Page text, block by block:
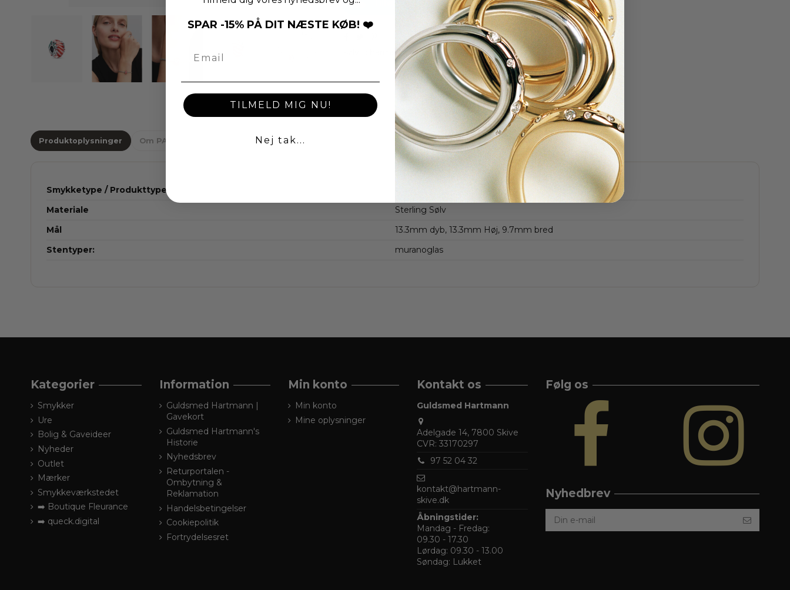
Tilføj til Ønskeskyen
charms pandora
Produktoplysninger Om PANDORA
Smykketype / Produkttype
Materiale
Sterling Sølv
Mål
13.3mm dyb, 13.3mm Høj, 9.7mm bred
Stentyper:
muranoglas
Kategorier
Smykker
Ure
Bolig & Gaveideer
Nyheder
Outlet
Mærker
Smykkeværkstedet
➡️ Boutique Fleurance
➡️ queck.digital
Information
Guldsmed Hartmann |
Gavekort
Guldsmed Hartmann's
Historie
Nyhedsbrev
Returportalen -
Ombytning &
Reklamation
Handelsbetingelser
Cookiepolitik
Fortrydelsesret
Min konto
Min konto
Mine oplysninger
Kontakt os
Guldsmed Hartmann
Adelgade 14, 7800 Skive
CVR: 33170297
97 52 04 32
kontakt@hartmann-
skive.dk
Åbningstider:
Mandag - Fredag:
09.30 - 17.30
Lørdag: 09.30 - 13.00
Søndag: Lukket
Følg os
Nyhedbrev
SPAR -15% PÅ DIT NÆSTE KØB! ❤️
TILMELD MIG NU!
Nej tak...